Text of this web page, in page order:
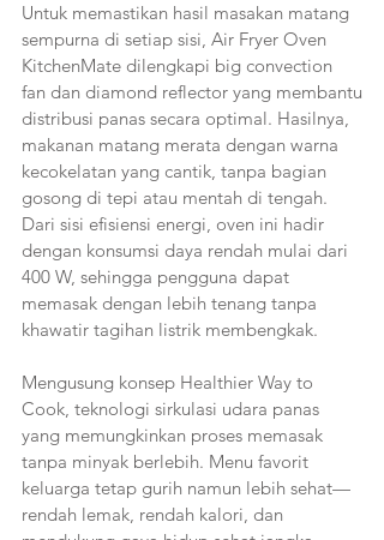
Untuk memastikan hasil masakan matang
sempurna di setiap sisi, Air Fryer Oven
KitchenMate dilengkapi big convection
fan dan diamond reflector yang membantu
distribusi panas secara optimal. Hasilnya,
makanan matang merata dengan warna
kecokelatan yang cantik, tanpa bagian
gosong di tepi atau mentah di tengah.
Dari sisi efisiensi energi, oven ini hadir
dengan konsumsi daya rendah mulai dari
400 W, sehingga pengguna dapat
memasak dengan lebih tenang tanpa
khawatir tagihan listrik membengkak.
Mengusung konsep Healthier Way to
Cook, teknologi sirkulasi udara panas
yang memungkinkan proses memasak
tanpa minyak berlebih. Menu favorit
keluarga tetap gurih namun lebih sehat—
rendah lemak, rendah kalori, dan